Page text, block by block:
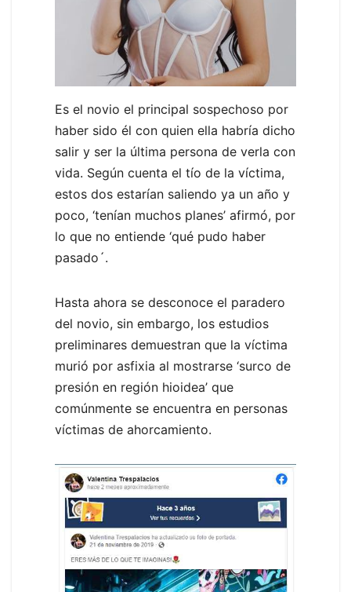
Es el novio el principal sospechoso por
haber sido él con quien ella habría dicho
salir y ser la última persona de verla con
vida. Según cuenta el tío de la víctima,
estos dos estarían saliendo ya un año y
poco, ‘tenían muchos planes’ afirmó, por
lo que no entiende ‘qué pudo haber
pasado´.
Hasta ahora se desconoce el paradero
del novio, sin embargo, los estudios
preliminares demuestran que la víctima
murió por asfixia al mostrarse ‘surco de
presión en región hioidea’ que
comúnmente se encuentra en personas
víctimas de ahorcamiento.